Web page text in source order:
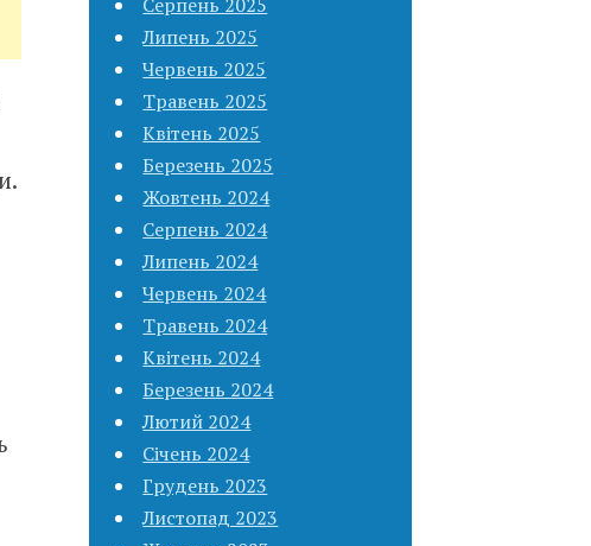
Липень 2025
Червень 2025
Травень 2025
Квітень 2025
Березень 2025
Жовтень 2024
Серпень 2024
Липень 2024
Червень 2024
Травень 2024
Квітень 2024
Березень 2024
Лютий 2024
Січень 2024
Грудень 2023
Листопад 2023